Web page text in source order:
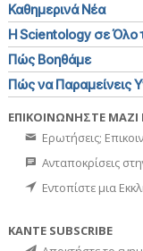
Καθημερινά Νέα
Η Scientology σε Όλο
Πώς Βοηθάμε
Πώς να Παραμείνεις
ΕΠΙΚΟΙΝΩΝΗΣΤΕ
Ερωτήσεις;
Ανταποκρίσεις
Εντοπίστε μια
ΚΑΝΤΕ SUBSCRIBE